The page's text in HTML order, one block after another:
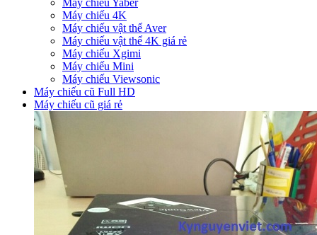
Máy chiếu 4K
Máy chiếu vật thể Aver
Máy chiếu vật thể 4K giá rẻ
Máy chiếu Xgimi
Máy chiếu Mini
Máy chiếu Viewsonic
Máy chiếu cũ Full HD
Máy chiếu cũ giá rẻ